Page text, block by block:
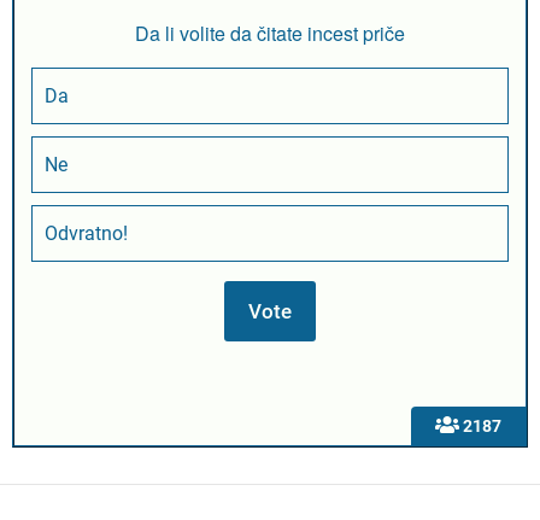
2187
Da li volite da čitate incest priče
Da
Ne
Odvratno!